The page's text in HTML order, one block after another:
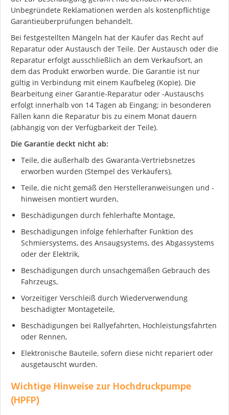
Unbegründete Reklamationen werden als kostenpflichtige
Garantieüberprüfungen behandelt.
Bei festgestellten Mängeln hat der Käufer das Recht auf
Reparatur oder Austausch der Teile. Der Austausch oder die
Reparatur erfolgt ausschließlich an dem Verkaufsort, an
dem das Produkt erworben wurde. Die Garantie ist nur
gültig in Verbindung mit einem Kaufbeleg (Kopie). Die
Bearbeitung einer Garantie-Reparatur oder -Austauschs
erfolgt innerhalb von 14 Tagen ab Eingang; in besonderen
Fällen kann die Reparatur bis zu einem Monat dauern
(abhängig von der Verfügbarkeit der Teile).
Die Garantie deckt nicht ab:
Teile, die außerhalb des Gwaranta-Vertriebsnetzes
erworben wurden (Stempel des Verkäufers),
Teile, die nicht gemäß den Herstelleranweisungen und -
hinweisen montiert wurden,
Beschädigungen durch fehlerhafte Montage,
Beschädigungen infolge fehlerhafter Funktion des
Schmiersystems, des Ansaugsystems, des Abgassystems
oder der Elektrik,
Beschädigungen durch unsachgemäßen Gebrauch des
Fahrzeugs,
Vorzeitiger Verschleiß durch Wiederverwendung
beschädigter Montageteile,
Beschädigungen bei Rallyefahrten, Hochleistungsfahrten
oder Rennen,
Elektronische Bauteile, sofern diese nicht repariert oder
ausgetauscht wurden.
Wichtige Hinweise zur Hochdruckpumpe
(HPFP)
Ich stimme der DSGVO zu